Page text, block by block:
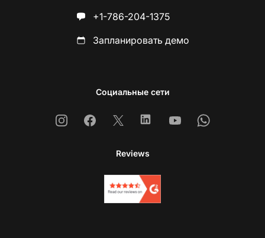
+1-786-204-1375
Запланировать демо
Социальные сети
InstagramFacebook
X LinkedinYoutubeWhatsapp
Reviews